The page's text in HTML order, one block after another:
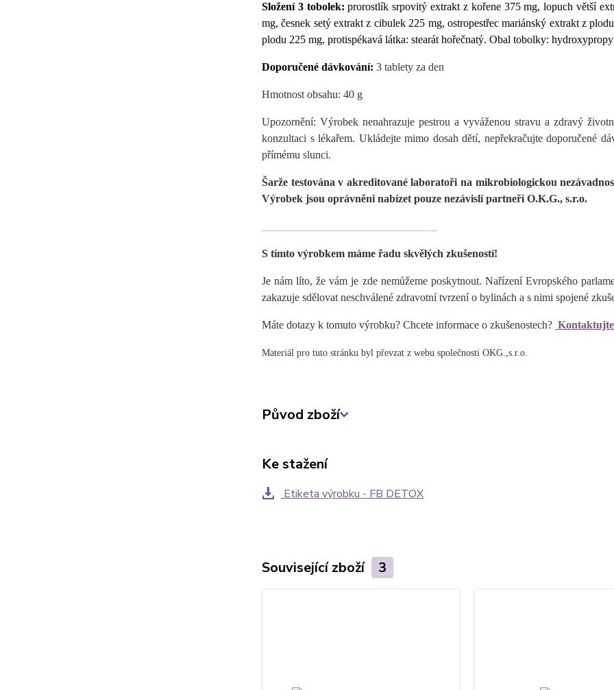
Složení 3 tobolek: prorostlík srpovitý extrakt z kořene 375 mg, lopuch větší
mg, česnek setý extrakt z cibulek 225 mg, ostropestřec mariánský extrakt z
plodu 225 mg, protispékavá látka: stearát hořečnatý. Obal tobolky:
Doporučené dávkování: 3 tablety za den
Hmotnost obsahu: 40 g
Upozornění: Výrobek nenahrazuje pestrou a vyváženou stravu a zdravý
konzultaci s lékařem. Ukládejte mimo dosah dětí, nepřekračujte doporučené
přímému slunci.
Šarže testována v akreditované laboratoři na mikrobiologickou
Výrobek jsou oprávněni nabízet pouze nezávislí partneři O.K.G., s.r.o.
S tímto výrobkem máme řadu skvělých zkušeností!
Je nám líto, že vám je zde nemůžeme poskytnout. Nařízení Evropského
zakazuje sdělovat neschválené zdravotní tvrzení o bylinách a s nimi spojené
Máte dotazy k tomuto výrobku? Chcete informace o zkušenostech?
Materiál pro tuto stránku byl převzat z webu společnosti OKG.,s.r.o.
Původ zboží
Ke stažení
Etiketa výrobku - FB DETOX
Související zboží 3